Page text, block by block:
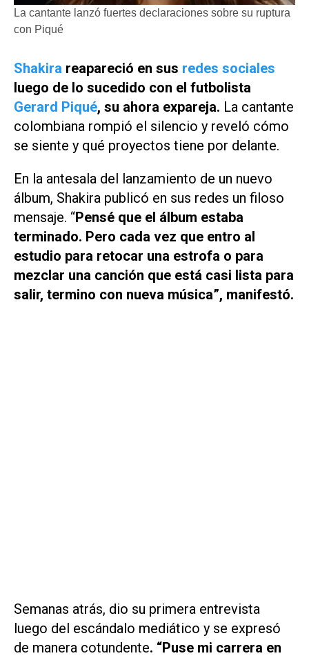
La cantante lanzó fuertes declaraciones sobre su ruptura
con Piqué
Shakira reapareció en sus redes sociales
luego de lo sucedido con el futbolista
Gerard Piqué, su ahora expareja. La cantante
colombiana rompió el silencio y reveló cómo
se siente y qué proyectos tiene por delante.
En la antesala del lanzamiento de un nuevo
álbum, Shakira publicó en sus redes un filoso
mensaje. “Pensé que el álbum estaba
terminado. Pero cada vez que entro al
estudio para retocar una estrofa o para
mezclar una canción que está casi lista para
salir, termino con nueva música”, manifestó.
Semanas atrás, dio su primera entrevista
luego del escándalo mediático y se expresó
de manera cotundente. “Puse mi carrera en